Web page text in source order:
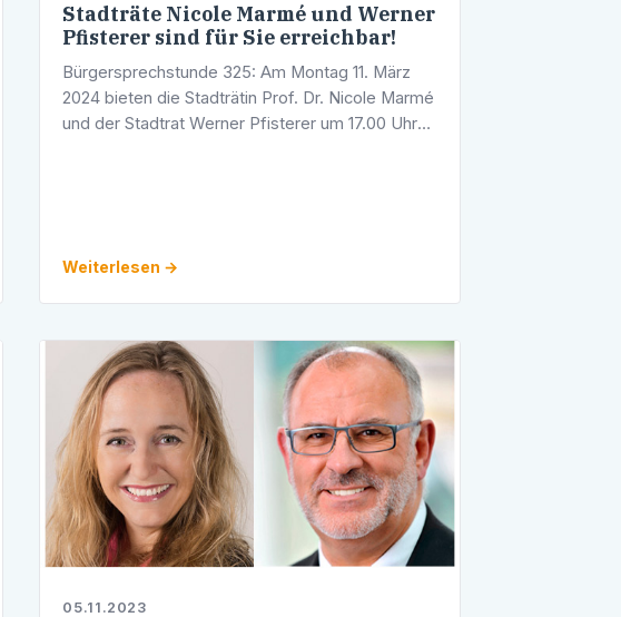
Stadträte Nicole Marmé und Werner
Pfisterer sind für Sie erreichbar!
Bürgersprechstunde 325: Am Montag 11. März
2024 bieten die Stadträtin Prof. Dr. Nicole Marmé
und der Stadtrat Werner Pfisterer um 17.00 Uhr
Weiterlesen →
05.11.2023